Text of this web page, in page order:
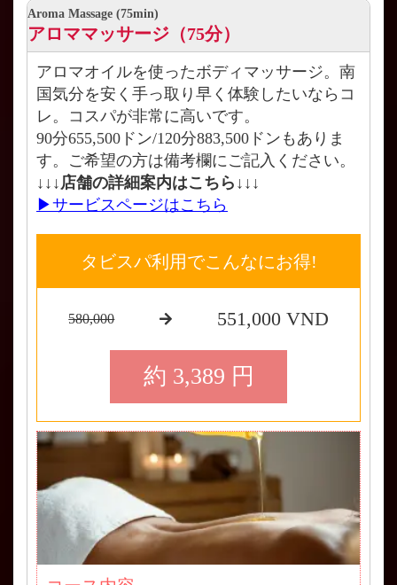
Aroma Massage (75min)
アロママッサージ（75分）
アロマオイルを使ったボディマッサージ。南
国気分を安く手っ取り早く体験したいならコ
レ。コスパが非常に高いです。
90分655,500ドン/120分883,500ドンもありま
す。ご希望の方は備考欄にご記入ください。
↓↓↓店舗の詳細案内はこちら↓↓↓
▶サービスページはこちら
タビスパ利用でこんなにお得!
580,000 551,000 VND
約 3,389 円